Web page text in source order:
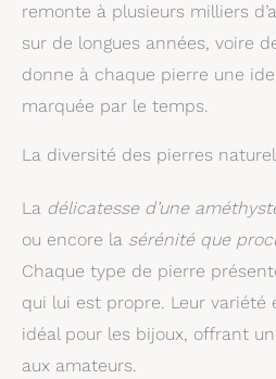
remonte à plusieurs milliers
sur de longues années, voire
donne à chaque pierre une
marquée par le temps.
La diversité des pierres
La délicatesse d’une
ou encore la sérénité que
Chaque type de pierre
qui lui est propre. Leur variété
idéal pour les bijoux, offrant
aux amateurs.